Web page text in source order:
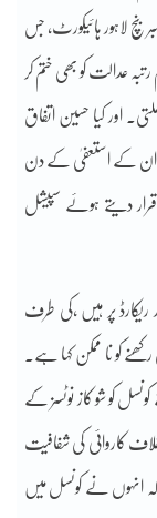
لاہور ہائیکورٹ، جس
عدالت کو بھی ختم کر
اور کیا حسین اتفاق
ان کے استعفیٰ کے دن
دیتے ہوئے سپیشل
پر ہیں ،کی طرف
کو نا ممکن کہا ہے۔
کو شو کاز نوٹسز کے
کاروائی کی شفافیت
کہ انہوں نے کونسل میں